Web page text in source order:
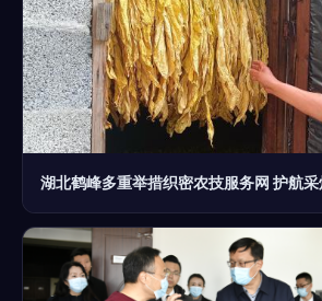
湖北鹤峰多重举措织密农技服务网 护航